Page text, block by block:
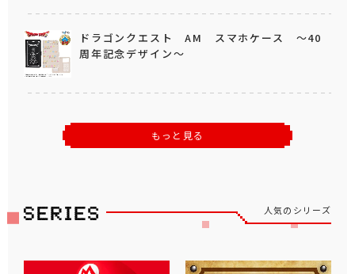
ドラゴンクエスト AM スマホケース ～40
周年記念デザイン～
もっと見る
人気のシリーズ